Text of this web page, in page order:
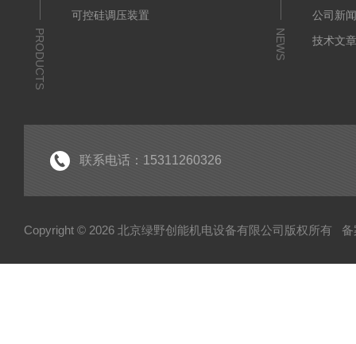
PRODUCTS
可控硅调压装置
NEWS
公司新
技术文
联系电话：15311260326
Copyright © 2026 北京绿野创能机电设备有限公司版权所有 备